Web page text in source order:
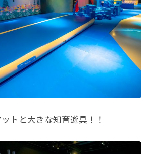
トと大きな知育遊具！！